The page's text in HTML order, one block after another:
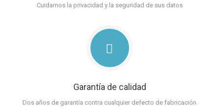
Cuidamos la privacidad y la seguridad de sus datos
Garantía de calidad
Dos años de garantía contra cualquier defecto de fabricación